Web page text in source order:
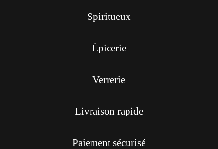
Spiritueux
Épicerie
Verrerie
Livraison rapide
Paiement sécurisé